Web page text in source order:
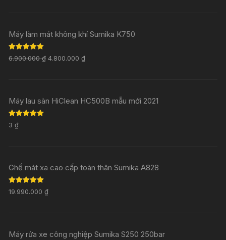
Máy làm mát không khí Sumika K750
Rated 5.00
out of 5
6.900.000₫ 4.800.000₫
Máy lau sàn HiClean HC500B mẫu mới 2021
Rated
out of 5
3₫
Ghế mát xa cao cấp toàn thân Sumika A828
Rated5.00
out of 5
19.990.000₫
Máy rửa xe công nghiệp Sumika S250 250bar